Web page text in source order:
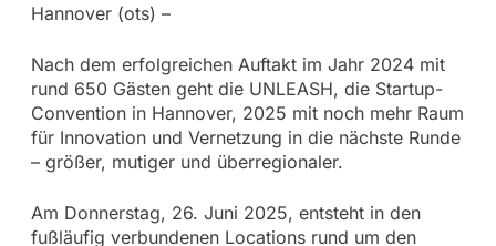
Hannover (ots) –
Nach dem erfolgreichen Auftakt im Jahr 2024 mit
rund 650 Gästen geht die UNLEASH, die Startup-
Convention in Hannover, 2025 mit noch mehr Raum
für Innovation und Vernetzung in die nächste Runde
– größer, mutiger und überregionaler.
Am Donnerstag, 26. Juni 2025, entsteht in den
fußläufig verbundenen Locations rund um den